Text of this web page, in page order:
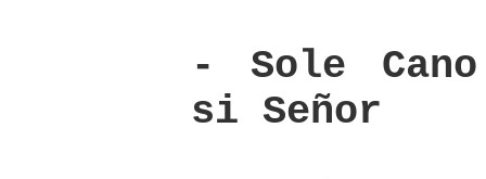
- Sole
si Señor